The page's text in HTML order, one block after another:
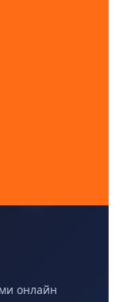
онлайн